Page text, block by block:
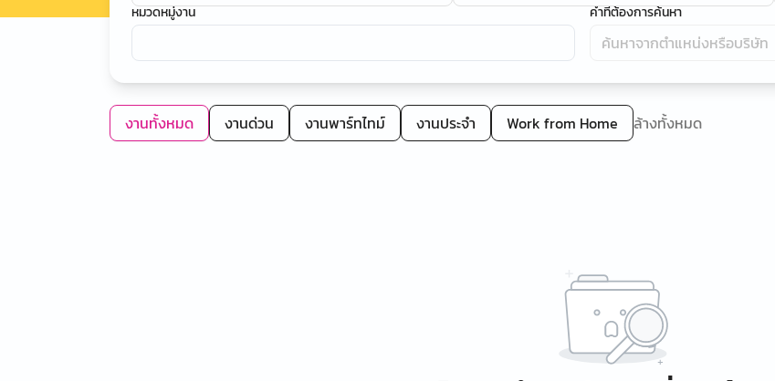
หมวดหมู่งาน คำที่ต้องการค้นหา
งานทั้งหมด งานด่วน งานพาร์ทไทม์ งานประจำ Work from Home ล้างทั้งหมด